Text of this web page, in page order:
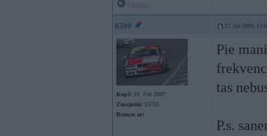
6500 27. Jan 2009,
Kopš: 19. Feb 2007
Ziņojumi: 15715
Braucu ar:
Pie
tas
P.s.